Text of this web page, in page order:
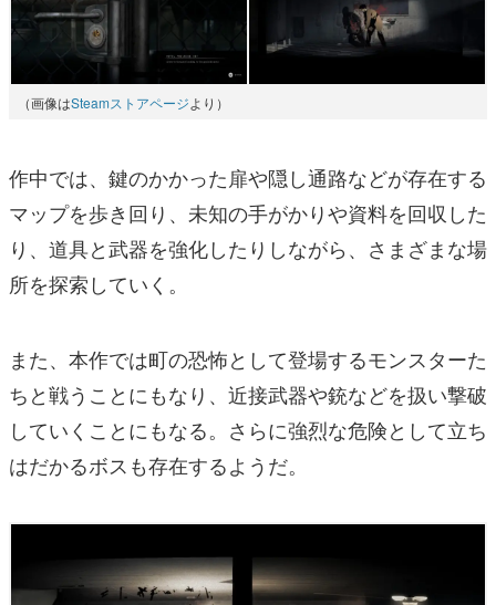
（画像はSteamストアページより）
作中では、鍵のかかった扉や隠し通路などが存在する
マップを歩き回り、未知の手がかりや資料を回収した
り、道具と武器を強化したりしながら、さまざまな場
所を探索していく。
また、本作では町の恐怖として登場するモンスターた
ちと戦うことにもなり、近接武器や銃などを扱い撃破
していくことにもなる。さらに強烈な危険として立ち
はだかるボスも存在するようだ。